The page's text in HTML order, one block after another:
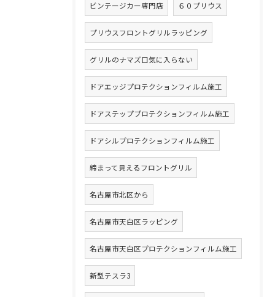
ビンテージカー専門店 ６０プリウス
プリウスフロントグリルラッピング
グリルのナマズ口気に入らない
ドアエッジプロテクションフィルム施工
ドアステッププロテクションフィルム施工
ドアシルプロテクションフィルム施工
締まって見えるフロントグリル
名古屋市北区から
名古屋市天白区ラッピング
名古屋市天白区プロテクションフィルム施工
新型テスラ3